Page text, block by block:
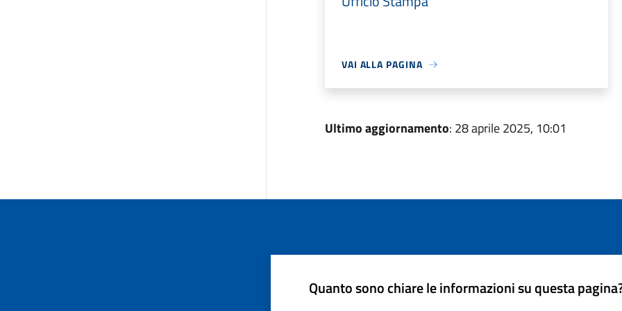
VAI ALLA PAGINA
Ultimo aggiornamento: 28 aprile 2025, 10:01
Quanto sono chiare le informazioni su questa